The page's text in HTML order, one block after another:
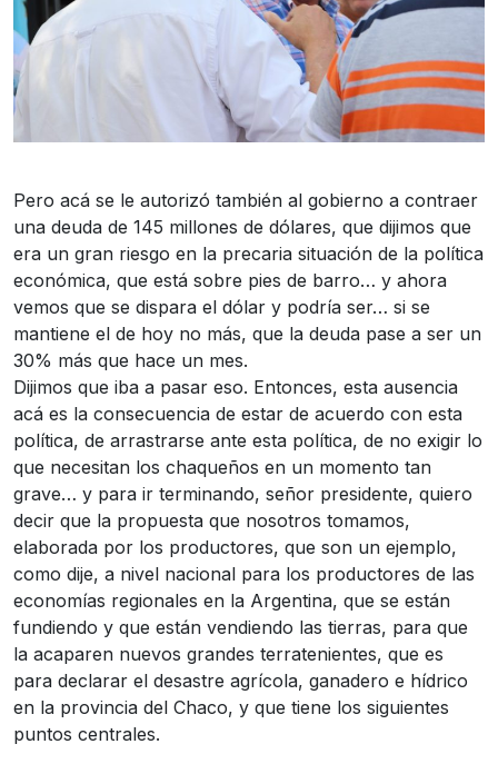
Pero acá se le autorizó también al gobierno a contraer
una deuda de 145 millones de dólares, que dijimos que
era un gran riesgo en la precaria situación de la política
económica, que está sobre pies de barro… y ahora
vemos que se dispara el dólar y podría ser… si se
mantiene el de hoy no más, que la deuda pase a ser un
30% más que hace un mes.
Dijimos que iba a pasar eso. Entonces, esta ausencia
acá es la consecuencia de estar de acuerdo con esta
política, de arrastrarse ante esta política, de no exigir lo
que necesitan los chaqueños en un momento tan
grave… y para ir terminando, señor presidente, quiero
decir que la propuesta que nosotros tomamos,
elaborada por los productores, que son un ejemplo,
como dije, a nivel nacional para los productores de las
economías regionales en la Argentina, que se están
fundiendo y que están vendiendo las tierras, para que
la acaparen nuevos grandes terratenientes, que es
para declarar el desastre agrícola, ganadero e hídrico
en la provincia del Chaco, y que tiene los siguientes
puntos centrales.